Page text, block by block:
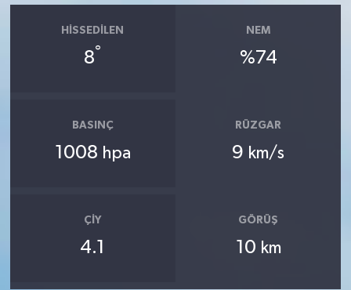
HISSEDILEN
8°
NEM
%74
BASINÇ
1008 hpa
RÜZGAR
9 km/s
ÇIY
4.1
GÖRÜŞ
10 km